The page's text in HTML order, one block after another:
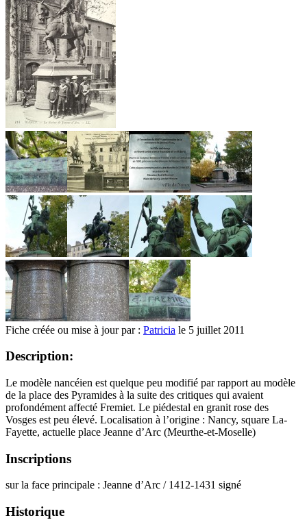
Fiche créée ou mise à jour par : Patricia le 5 juillet 2011
Description:
Le modèle nancéien est quelque peu modifié par rapport au modèle
de la place des Pyramides à la suite des critiques qui avaient
profondément affecté Fremiet. Le piédestal en granit rose des
Vosges est peu élevé. Localisation à l’origine : Nancy, square La-
Fayette, actuelle place Jeanne d’Arc (Meurthe-et-Moselle)
Inscriptions
sur la face principale : Jeanne d’Arc / 1412-1431 signé
Historique